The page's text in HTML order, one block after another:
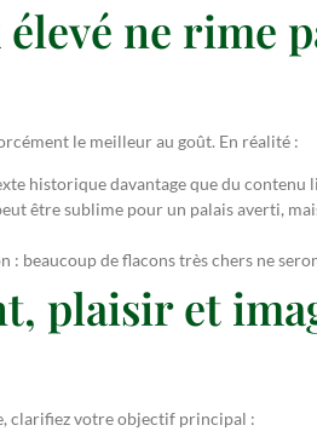
ne rime
le meilleur au goût. En réalité :
historique davantage que du contenu
être sublime pour un palais averti,
: beaucoup de flacons très chers ne
plaisir et
clarifiez votre objectif principal :